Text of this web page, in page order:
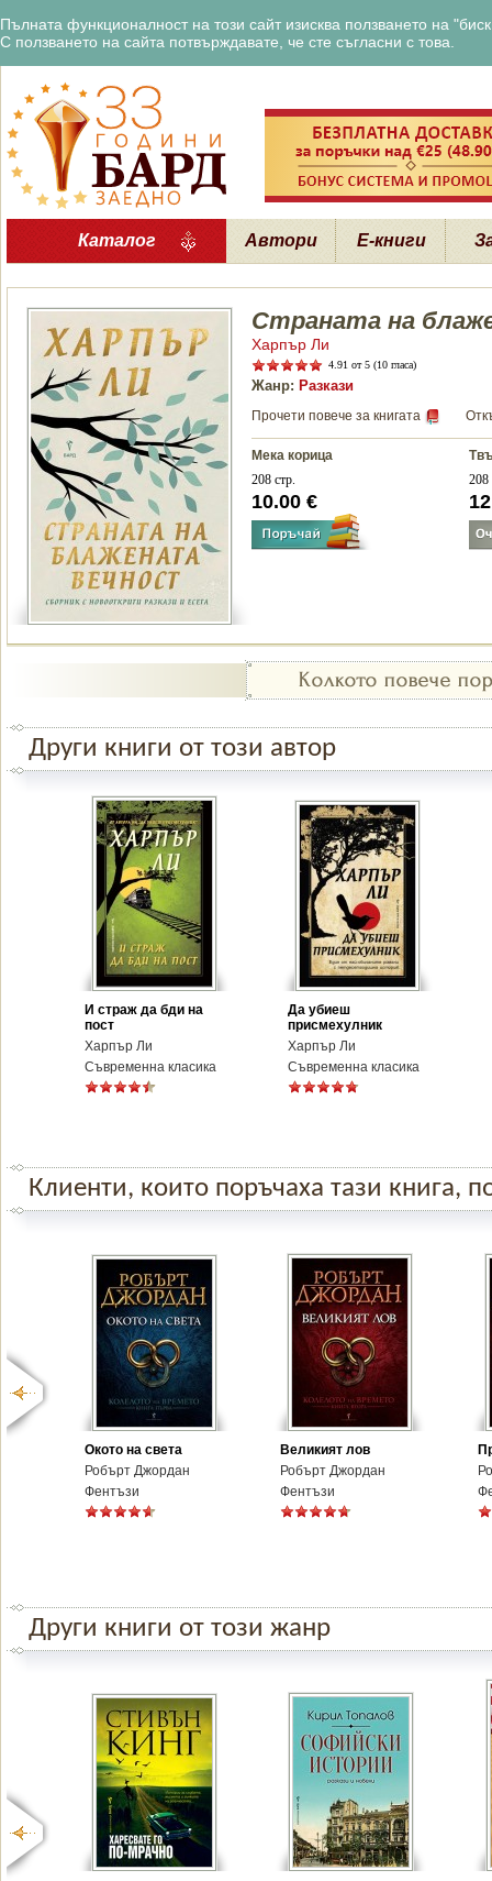
Пълната функционалност на този сайт изисква ползването на
С ползването на сайта потвърждавате, че сте съгласни с това.
Каталог Автори Е-книги
Страната на
Харпър Ли
4.91 от 5 (10 гласа)
Жанр: Разкази
Прочети повече за книгата
Мека корица
208 стр.
10.00 €
208
Други книги от този автор
И страж да бди на
пост
Харпър Ли
Съвременна класика
Да убиеш
присмехулник
Харпър Ли
Съвременна класика
Клиенти, които поръчаха тази книга,
Окото на света
Робърт Джордан
Фентъзи
Великият лов
Робърт Джордан
Фентъзи
Други книги от този жанр